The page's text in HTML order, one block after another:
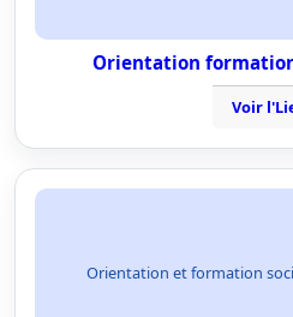
Orientation
Voir
Orientation et formation